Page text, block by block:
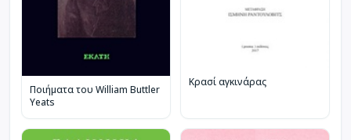
Ποιήματα του William Buttler
Yeats
Κρασί αγκινάρας